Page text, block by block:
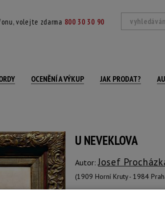
volejte zdarma 800 30 30 90
OCENĚNÍ A VÝKUP JAK PRODAT?
U NEVEKLOVA
Autor:Josef
(1909 Horní Kruty - 1984
Signováno vpravo dole, na